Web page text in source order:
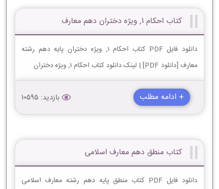
کتاب احکام 1, ویژه دختران دهم معارف
دانلود فایل PDF کتاب احکام 1, ویژه دختران پایه دهم رشته
معارف [دانلود PDF] | لینک دانلود کتاب احکام 1, ویژه دختران
+ ادامه مطلب بازدید: 10595
کتاب منطق دهم معارف اسلامی
دانلود فایل PDF کتاب منطق پایه دهم رشته معارف اسلامی